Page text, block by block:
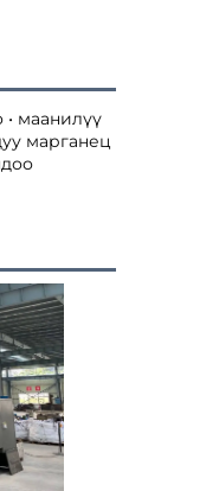
• маанилүү
марганец